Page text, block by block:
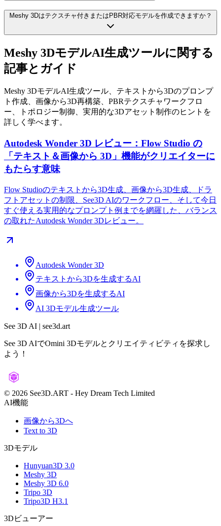
Meshy 3Dはテクスチャ付きまたはPBR対応モデルを作成できますか？
Meshy 3DモデルAI生成ツールに関する
記事とガイド
Meshy 3DモデルAI生成ツール、テキストから3Dのプロンプ
ト作成、画像から3D再構築、PBRテクスチャワークフロ
ー、トポロジー制御、実用的な3Dアセット制作のヒントを
詳しく学べます。
Autodesk Wonder 3D レビュー：Flow Studio の
「テキスト＆画像から 3D」機能がクリエイターに
もたらす意味
Flow Studioのテキストから3D生成、画像から3D生成、ドラ
フトアセットの制限、See3D AIのワークフロー、そして今日
すぐ使える実用的なプロンプト例までを網羅した、バランス
の取れたAutodesk Wonder 3Dレビュー。
Autodesk Wonder 3D
テキストから3Dを生成するAI
画像から3Dを生成するAI
AI 3Dモデル生成ツール
See 3D AI | see3d.art
See 3D AIでOmini 3Dモデルとクリエイティビティを探求し
よう！
©️ 2026 See3D.ART - Hey Dream Tech Limited
AI機能
画像から3Dへ
Text to 3D
3Dモデル
Hunyuan3D 3.0
Meshy 3D
Meshy 3D 6.0
Tripo 3D
Tripo3D H3.1
3Dビューアー